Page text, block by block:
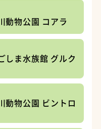
動物公園 コアラ
しま水族館 グルク
動物公園 ビントロ